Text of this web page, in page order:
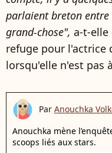
parlaient breton entre
grand-chose", a-t-elle
refuge pour l'actrice
lorsqu'elle n'est pas
Par Anouchka
Anouchka mène
scoops liés aux stars.